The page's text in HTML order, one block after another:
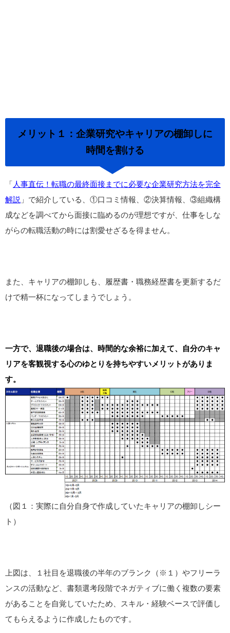
メリット１：企業研究やキャリアの棚卸しに
時間を割ける
「 人事直伝！転職の最終面接までに必要な企業研究方法を完全
解説 」で紹介している、①口コミ情報、②決算情報、③組織構
成などを調べてから面接に臨めるのが理想ですが、仕事をしな
がらの転職活動の時には割愛せざるを得ません。
また、キャリアの棚卸しも、履歴書・職務経歴書を更新するだ
けで精一杯になってしまうでしょう。
一方で、退職後の場合は、時間的な余裕に加えて、自分のキャ
リアを客観視する心のゆとりを持ちやすいメリットがありま
す。
（図１：実際に自分自身で作成していたキャリアの棚卸しシー
ト）
上図は、１社目を退職後の半年のブランク（※１）やフリーラ
ンスの活動など、書類選考段階でネガティブに働く複数の要素
があることを自覚していたため、スキル・経験ベースで評価し
てもらえるように作成したものです。